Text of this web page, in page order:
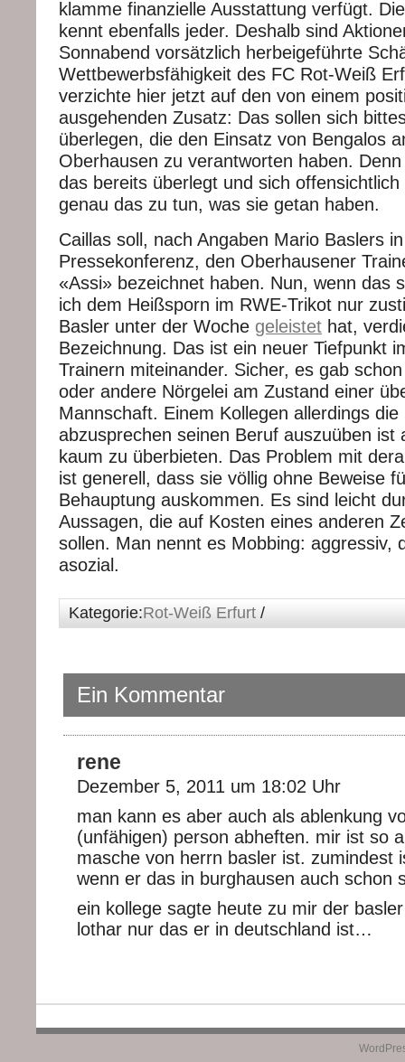
klamme finanzielle Ausstattung verfügt.
kennt ebenfalls jeder. Deshalb sind
Sonnabend vorsätzlich herbeigeführte
Wettbewerbsfähigkeit des FC Rot-Weiß
verzichte hier jetzt auf den von einem
ausgehenden Zusatz: Das sollen sich
überlegen, die den Einsatz von Bengalos
Oberhausen zu verantworten haben.
das bereits überlegt und sich
genau das zu tun, was sie getan haben.
Caillas soll, nach Angaben Mario Baslers
Pressekonferenz, den Oberhausener
«Assi» bezeichnet haben. Nun, wenn das
ich dem Heißsporn im RWE-Trikot nur
Basler unter der Woche geleistet hat,
Bezeichnung. Das ist ein neuer Tiefpunkt
Trainern miteinander. Sicher, es gab
oder andere Nörgelei am Zustand einer
Mannschaft. Einem Kollegen allerdings die
abzusprechen seinen Beruf auszuüben ist
kaum zu überbieten. Das Problem mit
ist generell, dass sie völlig ohne Beweise
Behauptung auskommen. Es sind leicht
Aussagen, die auf Kosten eines anderen
sollen. Man nennt es Mobbing: aggressiv,
asozial.
Kategorie:Rot-Weiß Erfurt /
Ein Kommentar
rene
Dezember 5, 2011 um 18:02 Uhr
man kann es aber auch als ablenkung
(unfähigen) person abheften. mir ist so
masche von herrn basler ist. zumindest
wenn er das in burghausen auch schon
ein kollege sagte heute zu mir der
lothar nur das er in deutschland ist…